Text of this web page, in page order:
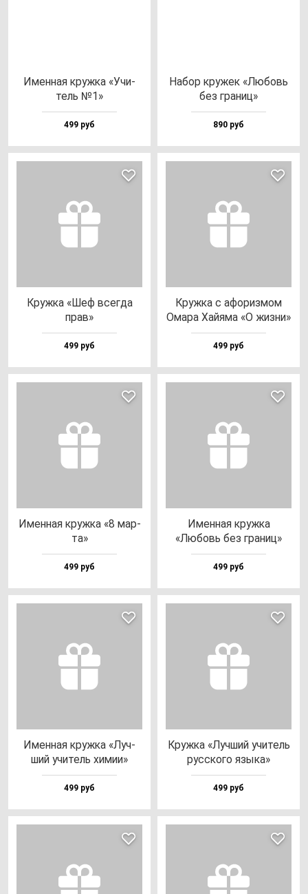
Имен­ная круж­ка «Учи­
тель №1»
499 руб
Набор кру­жек «Любовь
без гра­ниц»
890 руб
Круж­ка «Шеф всег­да
прав»
499 руб
Круж­ка с афо­риз­мом
Ома­ра Хай­яма «О жиз­ни»
499 руб
Имен­ная круж­ка «8 мар­
та»
499 руб
Имен­ная круж­ка
«Любовь без гра­ниц»
499 руб
Имен­ная круж­ка «Луч­
ший учи­тель хи­мии»
499 руб
Круж­ка «Луч­ший учи­тель
рус­ско­го язы­ка»
499 руб